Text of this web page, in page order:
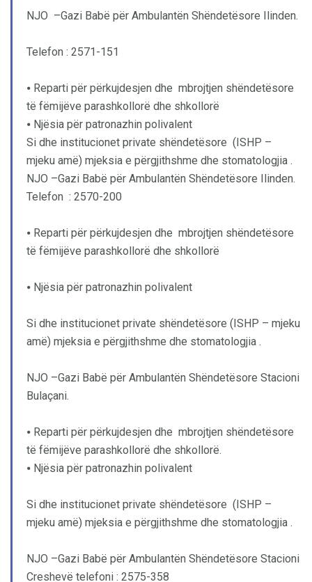
NJO –Gazi Babë për Ambulantën Shëndetësore Ilinden.
Telefon : 2571-151
⦁ Reparti për përkujdesjen dhe mbrojtjen shëndetësore
të fëmijëve parashkollorë dhe shkollorë
⦁ Njësia për patronazhin polivalent
Si dhe institucionet private shëndetësore (ISHP –
mjeku amë) mjeksia e përgjithshme dhe stomatologjia .
NJO –Gazi Babë për Ambulantën Shëndetësore Ilinden.
Telefon : 2570-200
⦁ Reparti për përkujdesjen dhe mbrojtjen shëndetësore
të fëmijëve parashkollorë dhe shkollorë
⦁ Njësia për patronazhin polivalent
Si dhe institucionet private shëndetësore (ISHP – mjeku
amë) mjeksia e përgjithshme dhe stomatologjia .
NJO –Gazi Babë për Ambulantën Shëndetësore Stacioni
Bulaçani.
⦁ Reparti për përkujdesjen dhe mbrojtjen shëndetësore
të fëmijëve parashkollorë dhe shkollorë.
⦁ Njësia për patronazhin polivalent
Si dhe institucionet private shëndetësore (ISHP –
mjeku amë) mjeksia e përgjithshme dhe stomatologjia .
NJO –Gazi Babë për Ambulantën Shëndetësore Stacioni
Creshevë telefoni : 2575-358